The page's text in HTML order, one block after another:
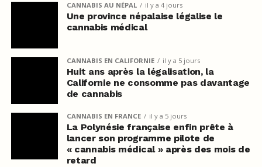
CANNABIS AU NÉPAL il y a 4 jours
Une province népalaise légalise le
cannabis médical
CANNABIS EN CALIFORNIE il y a 5 jours
Huit ans après la légalisation, la
Californie ne consomme pas davantage
de cannabis
CANNABIS EN FRANCE il y a 5 jours
La Polynésie française enfin prête à
lancer son programme pilote de
« cannabis médical » après des mois de
retard